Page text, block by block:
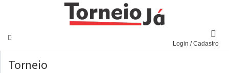
Login / Cadastro
Torneio